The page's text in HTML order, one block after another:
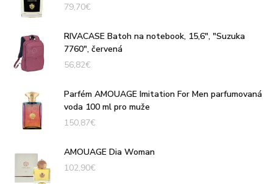
79,70€
RIVACASE Batoh na notebook, 15,6", "Suzuka
7760", červená
56,82€
Parfém AMOUAGE Imitation For Men parfumovaná
voda 100 ml pro muže
150,87€
AMOUAGE Dia Woman
102,90€